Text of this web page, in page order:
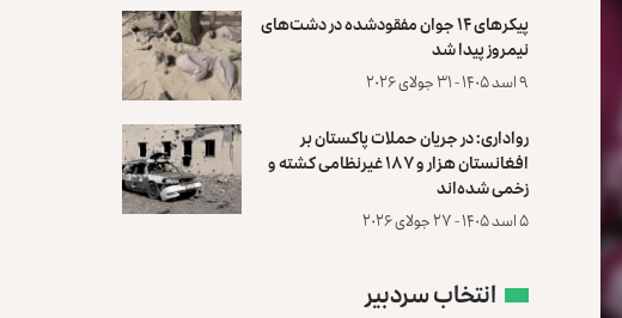
پیکرهای ۱۴ جوان مفقودشده در دشت‌های
نیمروز پیدا شد
۹ اسد ۱۴۰۵ - ۳۱ جولای ۲۰۲۶
رواداری: در جریان حملات پاکستان بر
افغانستان هزار و ۱۸۷ غیرنظامی کشته و
زخمی شده‌اند
۵ اسد ۱۴۰۵ - ۲۷ جولای ۲۰۲۶
انتخاب سردبیر